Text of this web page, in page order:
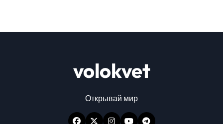
volokvet
Открывай мир